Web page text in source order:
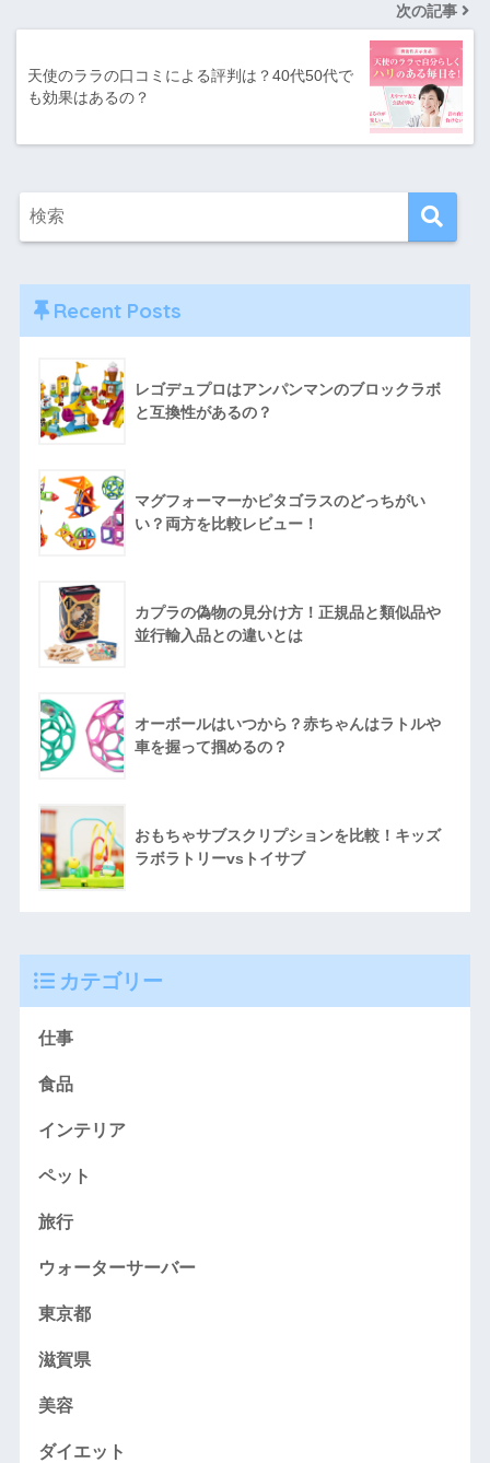
次の記事
天使のララの口コミによる評判は？40代50代で
も効果はあるの？
Recent Posts
レゴデュプロはアンパンマンのブロックラボ
と互換性があるの？
マグフォーマーかピタゴラスのどっちがい
い？両方を比較レビュー！
カプラの偽物の見分け方！正規品と類似品や
並行輸入品との違いとは
オーボールはいつから？赤ちゃんはラトルや
車を握って掴めるの？
おもちゃサブスクリプションを比較！キッズ
ラボラトリーvsトイサブ
カテゴリー
仕事
食品
インテリア
ペット
旅行
ウォーターサーバー
東京都
滋賀県
美容
ダイエット